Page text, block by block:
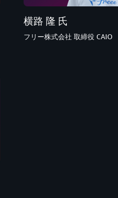
横路 隆 氏
フリー株式会社 取締役 CAIO